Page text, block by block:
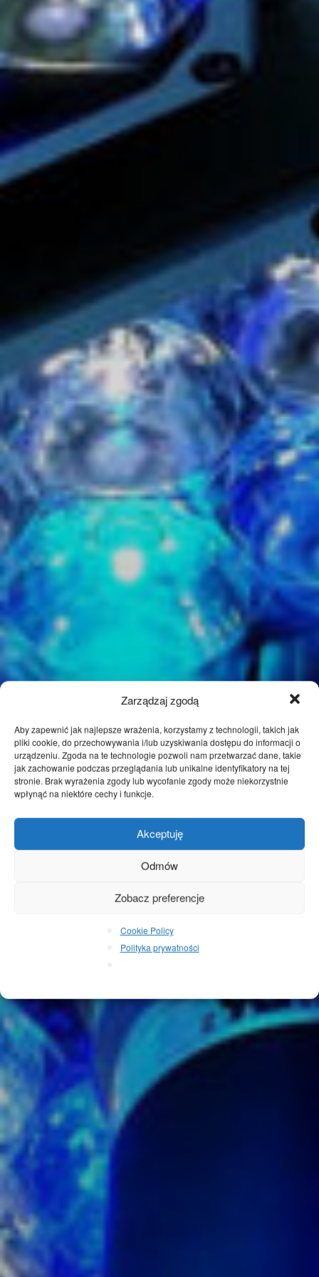
Zarządzaj zgodą
Aby zapewnić jak najlepsze wrażenia, korzystamy z technologii, takich jak
pliki cookie, do przechowywania i/lub uzyskiwania dostępu do informacji o
urządzeniu. Zgoda na te technologie pozwoli nam przetwarzać dane, takie
jak zachowanie podczas przeglądania lub unikalne identyfikatory na tej
stronie. Brak wyrażenia zgody lub wycofanie zgody może niekorzystnie
wpłynąć na niektóre cechy i funkcje.
Akceptuję
Odmów
Zobacz preferencje
Cookie Policy
Polityka prywatności